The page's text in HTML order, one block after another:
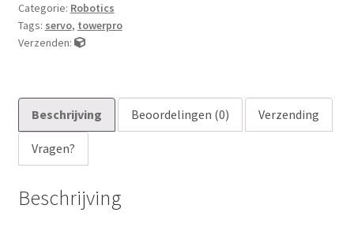
o
u
r
i
a
d
d
Categorie: Robotics
Tags: servo, towerpro
Verzenden:
Beschrijving Beoordelingen (0) Verzending
Vragen?
Beschrijving